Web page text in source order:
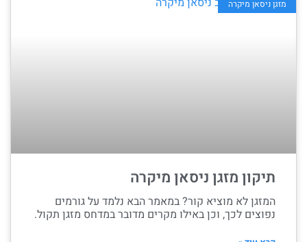
מזגן ניסאן מיקרה
תיקון מזגן ניסאן מיקרה
המזגן לא מוציא קור? במאמר הבא נלמד על גורמים
נפוצים לכך, וכן באילו מקרים מדובר במדחס מזגן תקול.